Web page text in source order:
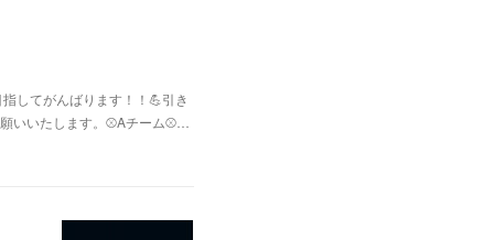
してがんばります！！💪引き
いたします。⚾Aチーム⚾️…